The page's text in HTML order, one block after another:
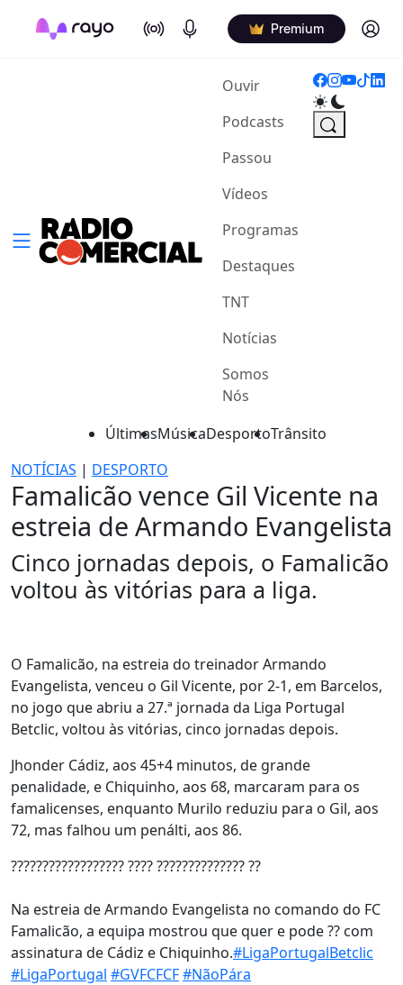
On Air Podcasts Premium Log in
Ouvir(current)
Podcasts
Passou
Vídeos
Programas
Destaques
TNT
Notícias
Somos
Nós
ÚltimasMúsicaDesportoTrânsito
NOTÍCIAS | DESPORTO
Famalicão vence Gil Vicente na
estreia de Armando Evangelista
Cinco jornadas depois, o Famalicão
voltou às vitórias para a liga.
O Famalicão, na estreia do treinador Armando
Evangelista, venceu o Gil Vicente, por 2-1, em Barcelos,
no jogo que abriu a 27.ª jornada da Liga Portugal
Betclic, voltou às vitórias, cinco jornadas depois.
Jhonder Cádiz, aos 45+4 minutos, de grande
penalidade, e Chiquinho, aos 68, marcaram para os
famalicenses, enquanto Murilo reduziu para o Gil, aos
72, mas falhou um penálti, aos 86.
?????????????????? ???? ?????????????? ??
Na estreia de Armando Evangelista no comando do FC
Famalicão, a equipa mostrou que quer e pode ?? com
assinatura de Cádiz e Chiquinho.#LigaPortugalBetclic
#LigaPortugal #GVFCFCF#NãoPára